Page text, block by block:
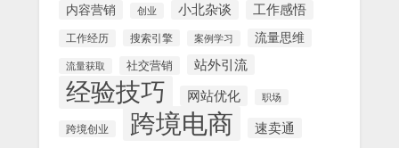
内容营销 创业 小北杂谈 工作感悟
工作经历 搜索引擎 案例学习 流量思维
流量获取 社交营销 站外引流
经验技巧 网站优化 职场
跨境创业 跨境电商 速卖通